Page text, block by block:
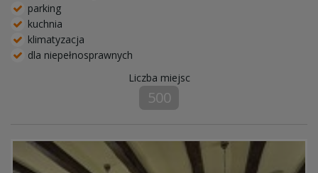
parking
kuchnia
klimatyzacja
dla niepełnosprawnych
Liczba miejsc
500